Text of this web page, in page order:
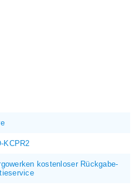
KCPR2
kostenloser Rückgabe-